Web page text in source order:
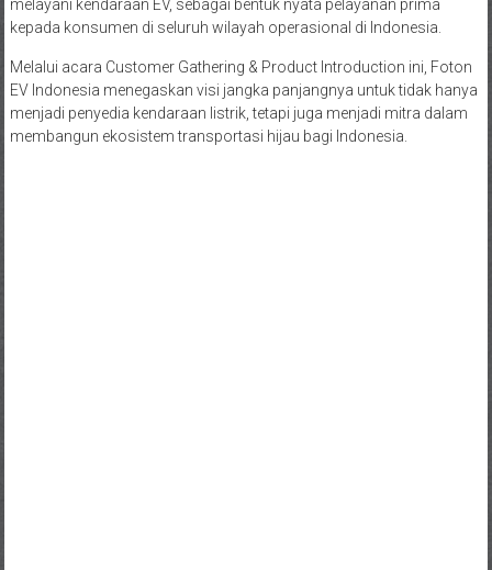
melayani kendaraan EV, sebagai bentuk nyata pelayanan prima
kepada konsumen di seluruh wilayah operasional di Indonesia.
Melalui acara Customer Gathering & Product Introduction ini, Foton
EV Indonesia menegaskan visi jangka panjangnya untuk tidak hanya
menjadi penyedia kendaraan listrik, tetapi juga menjadi mitra dalam
membangun ekosistem transportasi hijau bagi Indonesia.